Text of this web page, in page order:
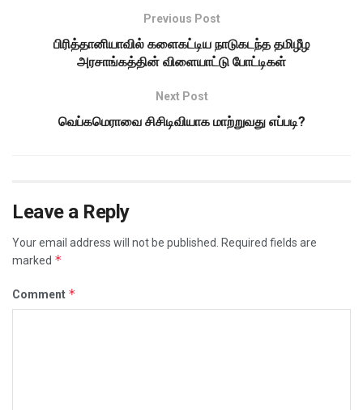
Previous Post
பிரித்தானியாவில் களைகட்டிய நாடுகடந்த தமிழீழ
அரசாங்கத்தின் விளையாட்டு போட்டிகள்
Next Post
வெப்கமெராவை சிசிடிவியாக மாற்றுவது எப்படி?
Leave a Reply
Your email address will not be published.
Required fields are
marked *
Comment *